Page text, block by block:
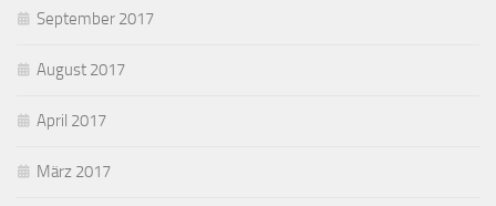
September 2017
August 2017
April 2017
März 2017